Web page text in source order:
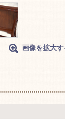
画像を拡大す